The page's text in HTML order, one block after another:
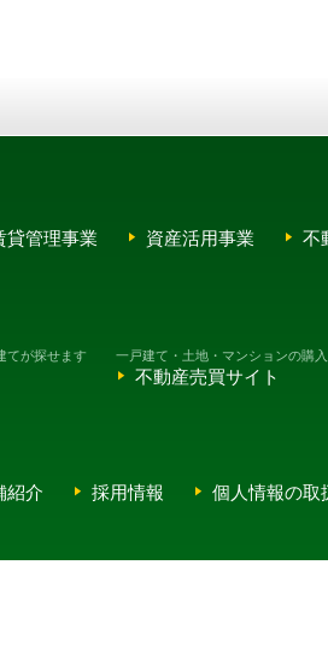
貸管理事業 資産活用事業 不
てが探せます 一戸建て・土地・マンションの購入
不動産売買サイト
紹介 採用情報
個人情報の取